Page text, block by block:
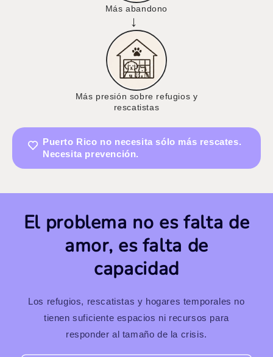
Más abandono
→
Más presión sobre refugios y
rescatistas
Puerto Rico no necesita sólo más rescates.
Necesita prevención.
El problema no es falta de
amor, es falta de
capacidad
Los refugios, rescatistas y hogares temporales no
tienen suficiente espacios ni recursos para
responder al tamaño de la crisis.